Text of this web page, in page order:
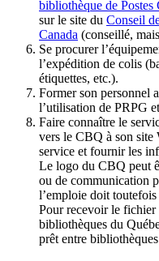
bibliothèque de Postes
sur le site du Conseil
Canada (conseillé,
Se procurer
l’expédition de colis
étiquettes, etc.).
Former son personnel
l’utilisation de PRPG
Faire connaître le
vers le CBQ à son site
service et fournir les
Le logo du CBQ peut
ou de communication
l’emploie doit toutefois
Pour recevoir le
bibliothèques du
prêt entre